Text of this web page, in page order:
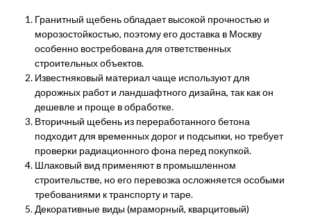
Гранитный щебень обладает высокой прочностью и
морозостойкостью, поэтому его доставка в Москву
особенно востребована для ответственных
строительных объектов.
Известняковый материал чаще используют для
дорожных работ и ландшафтного дизайна, так как он
дешевле и проще в обработке.
Вторичный щебень из переработанного бетона
подходит для временных дорог и подсыпки, но требует
проверки радиационного фона перед покупкой.
Шлаковый вид применяют в промышленном
строительстве, но его перевозка осложняется особыми
требованиями к транспорту и таре.
Декоративные виды (мраморный, кварцитовый)